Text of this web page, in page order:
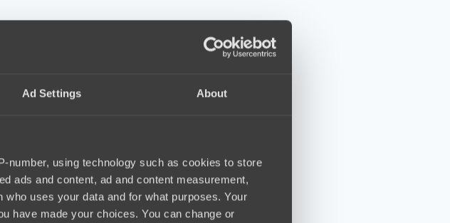
Ad Settings About
number, using technology such as cookies to store
ads and content, ad and content measurement,
uses your data and for what purposes. Your
have made your choices. You can change or